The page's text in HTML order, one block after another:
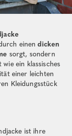
einendicken
sorgt, sondern
wie ein klassisches
einer leichten
Kleidungsstück
ist ihre